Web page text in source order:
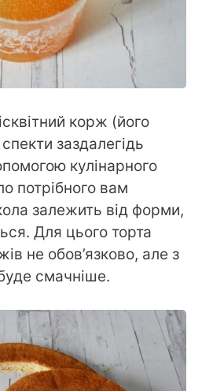
корж (його
заздалегідь
кулінарного
потрібного вам
залежить від форми,
Для цього торта
не обов’язково, але з
смачніше.